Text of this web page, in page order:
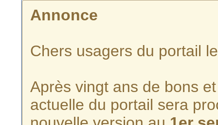
Annonce
Chers usagers du portail
Après vingt ans de bons
actuelle du portail sera